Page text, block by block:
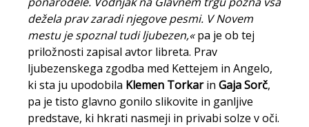
dežela prav zaradi njegove pesmi. V Novem
mestu je spoznal tudi ljubezen,«pa je ob tej
priložnosti zapisal avtor libreta. Prav
ljubezenskega zgodba med Kettejem in Angelo,
ki sta ju upodobila Klemen Torkarin Gaja Sorč,
pa je tisto glavno gonilo slikovite in ganljive
predstave, ki hkrati nasmeji in privabi solze v oči.